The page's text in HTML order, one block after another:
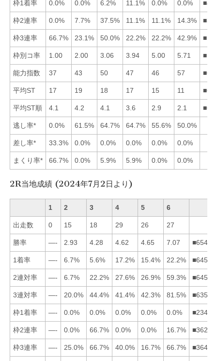
枠1着率 0.0% 0.0% 6.2% 11.1% 0.0% 0.0%
枠2連率 0.0% 7.7% 37.5% 11.1% 11.1% 14.3%
枠3連率 66.7% 23.1% 50.0% 22.2% 22.2% 42.9%
枠別コ率 1.00 2.00 3.06 3.94 5.00 5.71
能力指数 37 43 50 47 46 57
平均ST 17 19 18 17 15 11
平均ST順 4.1 4.2 4.1 3.6 2.9 2.1
逃し率* 0.0% 61.5% 64.7% 64.7% 55.6% 50.0%
差し率* 33.3% 0.0% 0.0% 0.0% 0.0% 0.0%
まくり率* 66.7% 0.0% 5.9% 5.9% 0.0% 0.0%
2R当地成績 (2024年7月2日より)
1 2 3 4 5 6
出走数 0 15 18 29 26 27
勝率 —- 2.93 4.28 4.62 4.65 7.07
1着率 —- 6.7% 5.6% 17.2% 15.4% 22.2%
2連対率 —- 6.7% 22.2% 27.6% 26.9% 59.3%
3連対率 —- 20.0% 44.4% 41.4% 42.3% 81.5%
枠1着率 —- 0.0% 0.0% 0.0% 0.0% 0.0%
枠2連率 —- 0.0% 66.7% 0.0% 0.0% 16.7%
枠3連率 —- 25.0% 66.7% 40.0% 16.7% 66.7%